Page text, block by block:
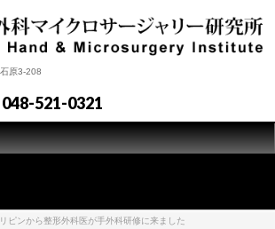
原3-208
048-521-0321
ピンから整形外科医が手外科研修に来ました